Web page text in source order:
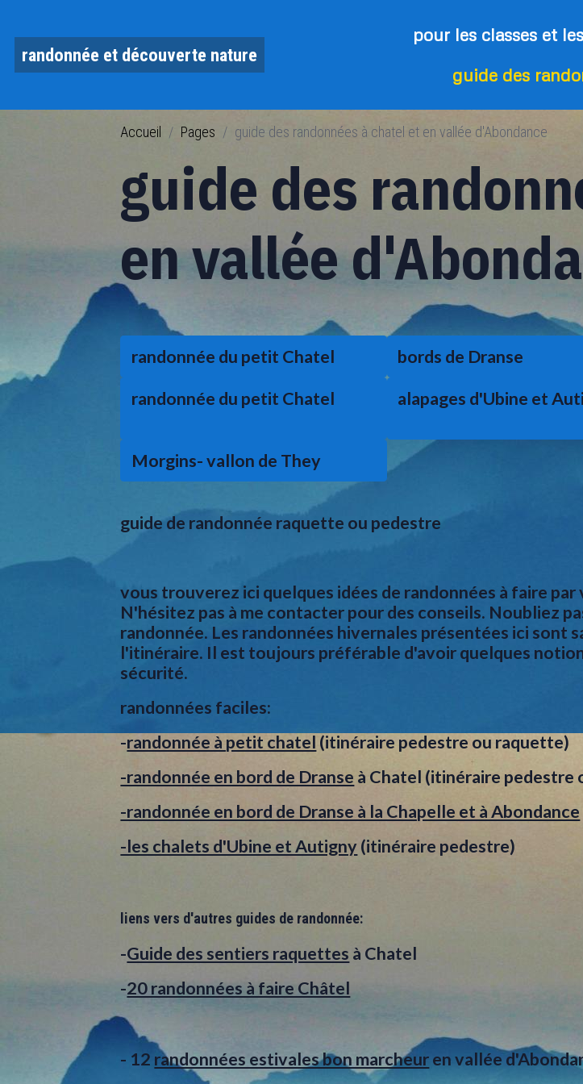
randonnée et découverte nature
pour les classes et
guide des
Accueil Pages guide des randonnées à chatel et en vallée d'Abondance
guide des
en vallée
randonnée du petit Chatel bords de Dranse
randonnée du petit Chatel
alapages d'Ubine et
Morgins- vallon de They
guide de randonnée raquette ou pedestre
vous trouverez ici quelques idées de randonnées à faire
N'hésitez pas à me contacter pour des conseils. Noubliez
randonnée. Les randonnées hivernales présentées ici sont
l'itinéraire. Il est toujours préférable d'avoir quelques
sécurité.
randonnées faciles:
-randonnée à petit chatel (itinéraire pedestre ou raquette)
-randonnée en bord de Dranse à Chatel (itinéraire pedestre
-randonnée en bord de Dranse à la Chapelle et à Abondance
-les chalets d'Ubine et Autigny(itinéraire pedestre)
liens vers d'autres guides de randonnée:
-Guide des sentiers raquettes à Chatel
-20 randonnées à faire Châtel
- 12 randonnées estivales bon marcheuren vallée